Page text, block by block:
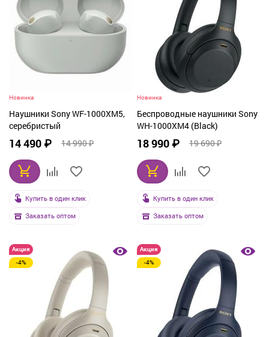
Новинка
Наушники Sony WF-1000XM5,
серебристый
14 490 ₽ 14 990 ₽
Купить в один клик
Заказать оптом
Новинка
Беспроводные наушники Sony
WH-1000XM4 (Black)
18 990 ₽ 19 690 ₽
Купить в один клик
Заказать оптом
Акция
-4%
Акция
-4%